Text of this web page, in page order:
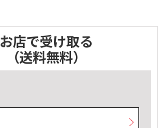
お店で受け取る
（送料無料）